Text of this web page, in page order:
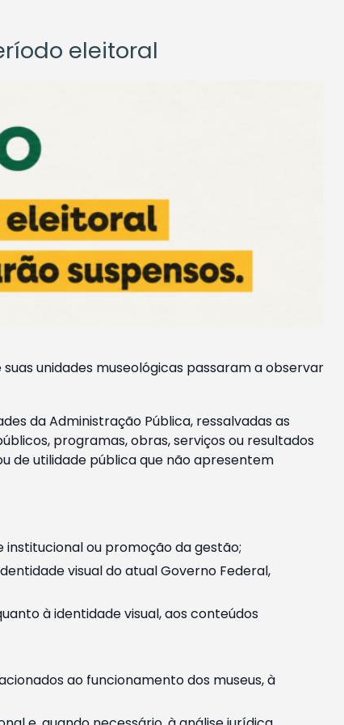
eleitoral
unidades museológicas passaram a observar
da Administração Pública, ressalvadas as
programas, obras, serviços ou resultados
de utilidade pública que não apresentem
ou promoção da gestão;
visual do atual Governo Federal,
à identidade visual, aos conteúdos
ao funcionamento dos museus, à